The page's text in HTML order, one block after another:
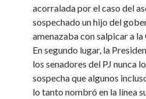
acorralada por el caso del
sospechado un hijo del
amenazaba con salpicar a la
En segundo lugar, la
los senadores del PJ nunca
sospecha que algunos
lo tanto nombró en la línea